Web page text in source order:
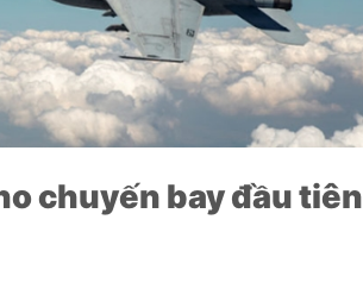
chuyến bay đầu tiên